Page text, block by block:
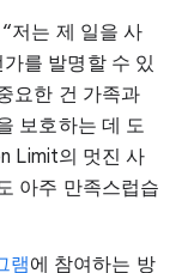
저는 제 일을 사
를 발명할 수 있
요한 건 가족과
보호하는 데 도
Limit의 멋진 사
아주 만족스럽습
램에 참여하는 방